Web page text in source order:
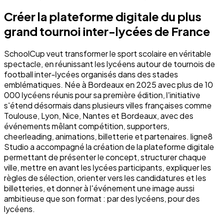
Créer la plateforme digitale du plus
grand tournoi inter-lycées de France
SchoolCup veut transformer le sport scolaire en véritable
spectacle, en réunissant les lycéens autour de tournois de
football inter-lycées organisés dans des stades
emblématiques. Née à Bordeaux en 2025 avec plus de 10
000 lycéens réunis pour sa première édition, l'initiative
s'étend désormais dans plusieurs villes françaises comme
Toulouse, Lyon, Nice, Nantes et Bordeaux, avec des
événements mêlant compétition, supporters,
cheerleading, animations, billetterie et partenaires. ligne8
Studio a accompagné la création de la plateforme digitale
permettant de présenter le concept, structurer chaque
ville, mettre en avant les lycées participants, expliquer les
règles de sélection, orienter vers les candidatures et les
billetteries, et donner à l'événement une image aussi
ambitieuse que son format : par des lycéens, pour des
lycéens.